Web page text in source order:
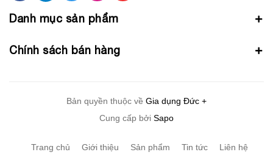
Danh mục sản phẩm
Chính sách bán hàng
Bản quyền thuộc về Gia dụng Đức +
Cung cấp bởi Sapo
Trang chủ Giới thiệu Sản phẩm Tin tức Liên hệ